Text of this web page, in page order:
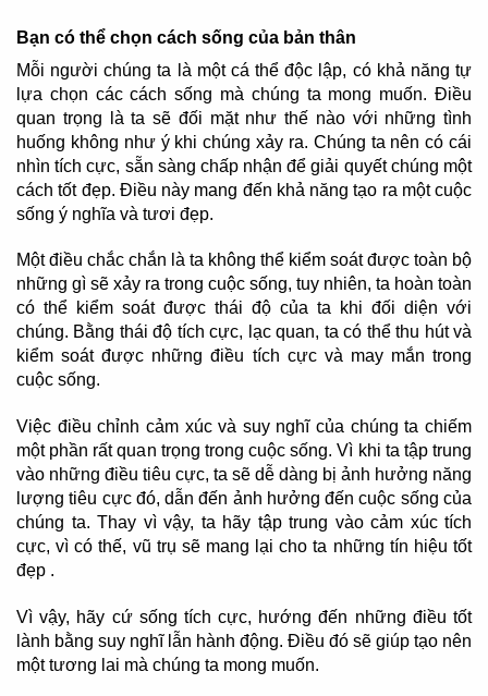
Bạn có thể chọn cách sống của bản thân
Mỗi người chúng ta là một cá thể độc lập, có khả năng tự
lựa chọn các cách sống mà chúng ta mong muốn. Điều
quan trọng là ta sẽ đối mặt như thế nào với những tình
huống không như ý khi chúng xảy ra. Chúng ta nên có cái
nhìn tích cực, sẵn sàng chấp nhận để giải quyết chúng một
cách tốt đẹp. Điều này mang đến khả năng tạo ra một cuộc
sống ý nghĩa và tươi đẹp.
Một điều chắc chắn là ta không thể kiểm soát được toàn bộ
những gì sẽ xảy ra trong cuộc sống, tuy nhiên, ta hoàn toàn
có thể kiểm soát được thái độ của ta khi đối diện với
chúng. Bằng thái độ tích cực, lạc quan, ta có thể thu hút và
kiểm soát được những điều tích cực và may mắn trong
cuộc sống.
Việc điều chỉnh cảm xúc và suy nghĩ của chúng ta chiếm
một phần rất quan trọng trong cuộc sống. Vì khi ta tập trung
vào những điều tiêu cực, ta sẽ dễ dàng bị ảnh hưởng năng
lượng tiêu cực đó, dẫn đến ảnh hưởng đến cuộc sống của
chúng ta. Thay vì vậy, ta hãy tập trung vào cảm xúc tích
cực, vì có thế, vũ trụ sẽ mang lại cho ta những tín hiệu tốt
đẹp .
Vì vậy, hãy cứ sống tích cực, hướng đến những điều tốt
lành bằng suy nghĩ lẫn hành động. Điều đó sẽ giúp tạo nên
một tương lai mà chúng ta mong muốn.